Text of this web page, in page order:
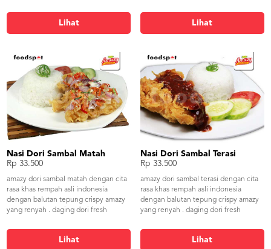
Lihat
yang pedas dan nikmat
Lihat
Nasi Dori Sambal Matah
Rp 33.500
amazy dori sambal matah dengan cita
rasa khas rempah asli indonesia
dengan balutan tepung crispy amazy
yang renyah . daging dori fresh
yang pedas dan nikmat
Lihat
Nasi Dori Sambal Terasi
Rp 33.500
amazy dori sambal terasi dengan cita
rasa khas rempah asli indonesia
dengan balutan tepung crispy amazy
yang renyah . daging dori fresh
yang pedas dan nikmat
Lihat